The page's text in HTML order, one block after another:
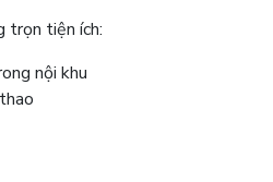
trọn tiện ích:
nội khu